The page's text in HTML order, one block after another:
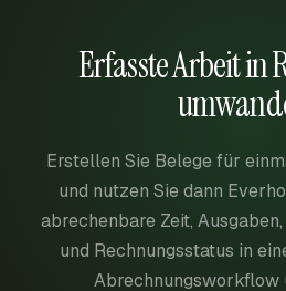
Erfasste Arbeit in
Erstellen Sie Belege für
und nutzen Sie dann
abrechenbare Zeit,
und Rechnungsstatus in
Abrechnungsworkflow